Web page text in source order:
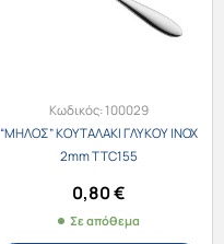
Κωδικός:100029
“ΜΗΛΟΣ” ΚΟΥΤΑΛΑΚΙ ΓΛΥΚΟΥ ΙΝΟΧ
2mm TTC155
0,80€
Σε απόθεμα